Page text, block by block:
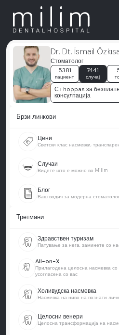
Dr. Dt. İsmail
Стоматолог
5381
пациент
7441
случај
Ст hoppas за
консултација
Брзи линкови
Цени
Светски клас насмевки,
Случаи
Видете што е можно во Milim
Блог
Ваш водич за модерна
Третмани
Здравствен туризам
Патување за нега, заминете со
All-on-X
Прилагодена целосна насмевка со
усогласена со вас
Холивудска насмевка
Насмевка на ниво на познати
Целосни венери
Целосна трансформација на